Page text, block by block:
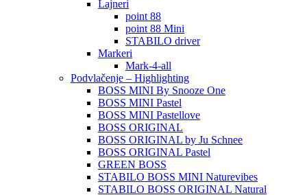
Lajneri
point 88
point 88 Mini
STABILO driver
Markeri
Mark-4-all
Podvlačenje – Highlighting
BOSS MINI By Snooze One
BOSS MINI Pastel
BOSS MINI Pastellove
BOSS ORIGINAL
BOSS ORIGINAL by Ju Schnee
BOSS ORIGINAL Pastel
GREEN BOSS
STABILO BOSS MINI Naturevibes
STABILO BOSS ORIGINAL Natural